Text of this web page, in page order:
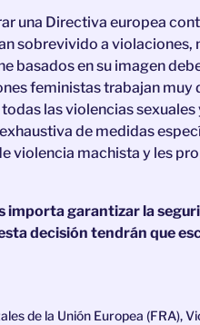
una Directiva europea
sobrevivido a
basados en su imagen
feministas trabajan muy
las violencias
de medidas
violencia machista y les
importa garantizar la
decisión tendrán que
de la Unión Europea (FRA),